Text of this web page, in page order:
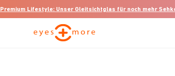
Premium Lifestyle: Unser Gleitsichtglas für noch mehr